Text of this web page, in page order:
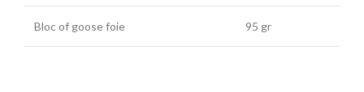
Bloc of goose foie 95 gr